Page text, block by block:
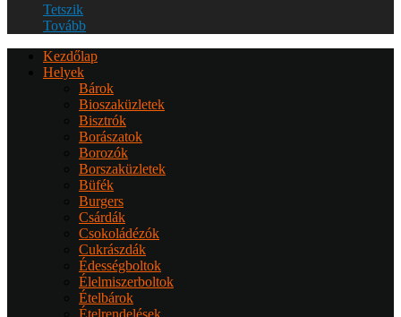
Tetszik
Tovább
Kezdőlap
Helyek
Bárok
Bioszaküzletek
Bisztrók
Borászatok
Borozók
Borszaküzletek
Büfék
Burgers
Csárdák
Csokoládézók
Cukrászdák
Édességboltok
Élelmiszerboltok
Ételbárok
Ételrendelések